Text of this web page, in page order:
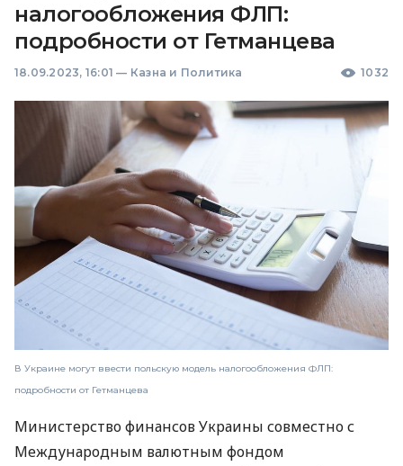
налогообложения ФЛП:
подробности от Гетманцева
18.09.2023, 16:01 — Казна и Политика 1032
В Украине могут ввести польскую модель налогообложения ФЛП:
подробности от Гетманцева
Министерство финансов Украины совместно с
Международным валютным фондом